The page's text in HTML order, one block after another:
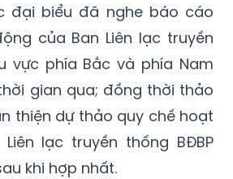
đại biểu đã nghe báo cáo
của Ban Liên lạc truyền
vực phía Bắc và phía Nam
gian qua; đồng thời thảo
thiện dự thảo quy chế hoạt
lạc truyền thống BĐBP
khi hợp nhất.